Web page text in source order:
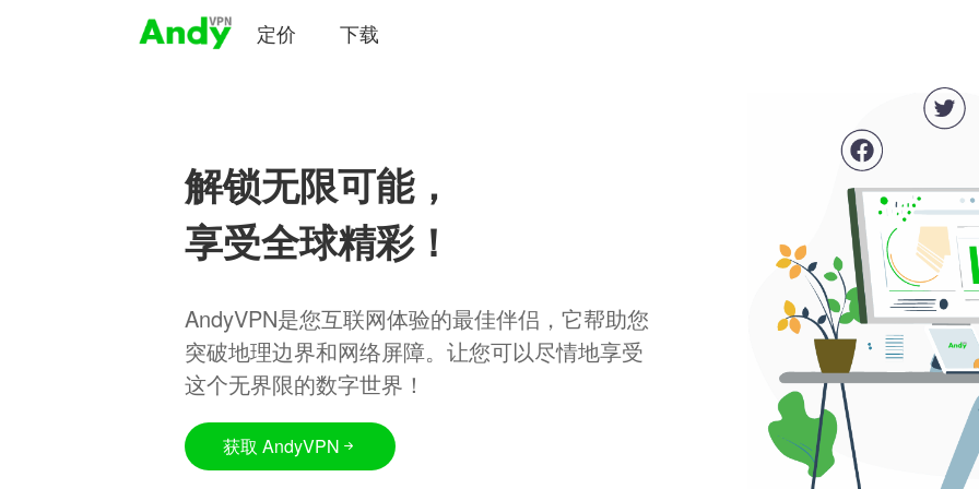
定价 下载
解锁无限可能，
享受全球精彩！
AndyVPN是您互联网体验的最佳伴侣，它帮助您
突破地理边界和网络屏障。让您可以尽情地享受
这个无界限的数字世界！
获取 AndyVPN